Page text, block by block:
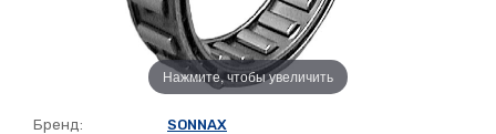
Нажмите, чтобы увеличить
Бренд: SONNAX